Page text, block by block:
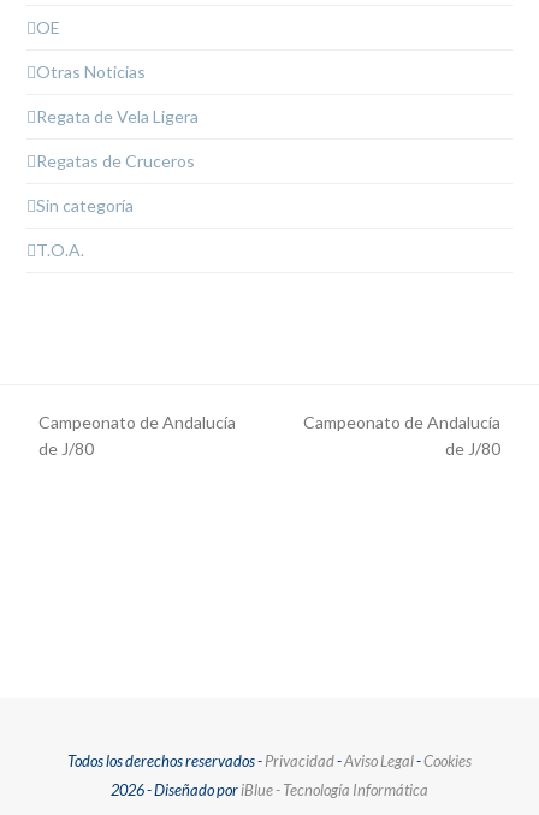
OE
Otras Noticias
Regata de Vela Ligera
Regatas de Cruceros
Sin categoría
T.O.A.
previous
Campeonato de Andalucía
de J/80
Campeonato de Andalucía
de J/80
Todos los derechos reservados -Privacidad-Aviso Legal-Cookies
2026 - Diseñado poriBlue - Tecnología Informática